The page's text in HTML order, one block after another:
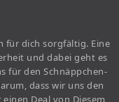
für dich sorgfältig. Eine
und dabei geht es
für den Schnäppchen-
dass wir uns den
Deal von Diesem